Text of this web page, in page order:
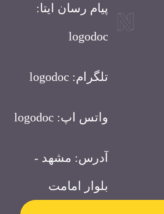
پیام رسان ایتا:
logodoc
تلگرام: logodoc
واتس اپ: logodoc
آدرس: مشهد -
بلوار امامت